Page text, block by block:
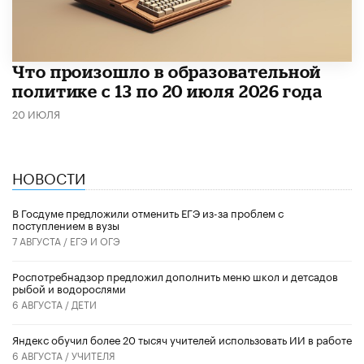
Что произошло в образовательной
политике с 13 по 20 июля 2026 года
20 ИЮЛЯ
НОВОСТИ
В Госдуме предложили отменить ЕГЭ из-за проблем с
поступлением в вузы
7 АВГУСТА / ЕГЭ И ОГЭ
Роспотребнадзор предложил дополнить меню школ и детсадов
рыбой и водорослями
6 АВГУСТА / ДЕТИ
​Яндекс обучил более 20 тысяч учителей использовать ИИ в работе
6 АВГУСТА /УЧИТЕЛЯ